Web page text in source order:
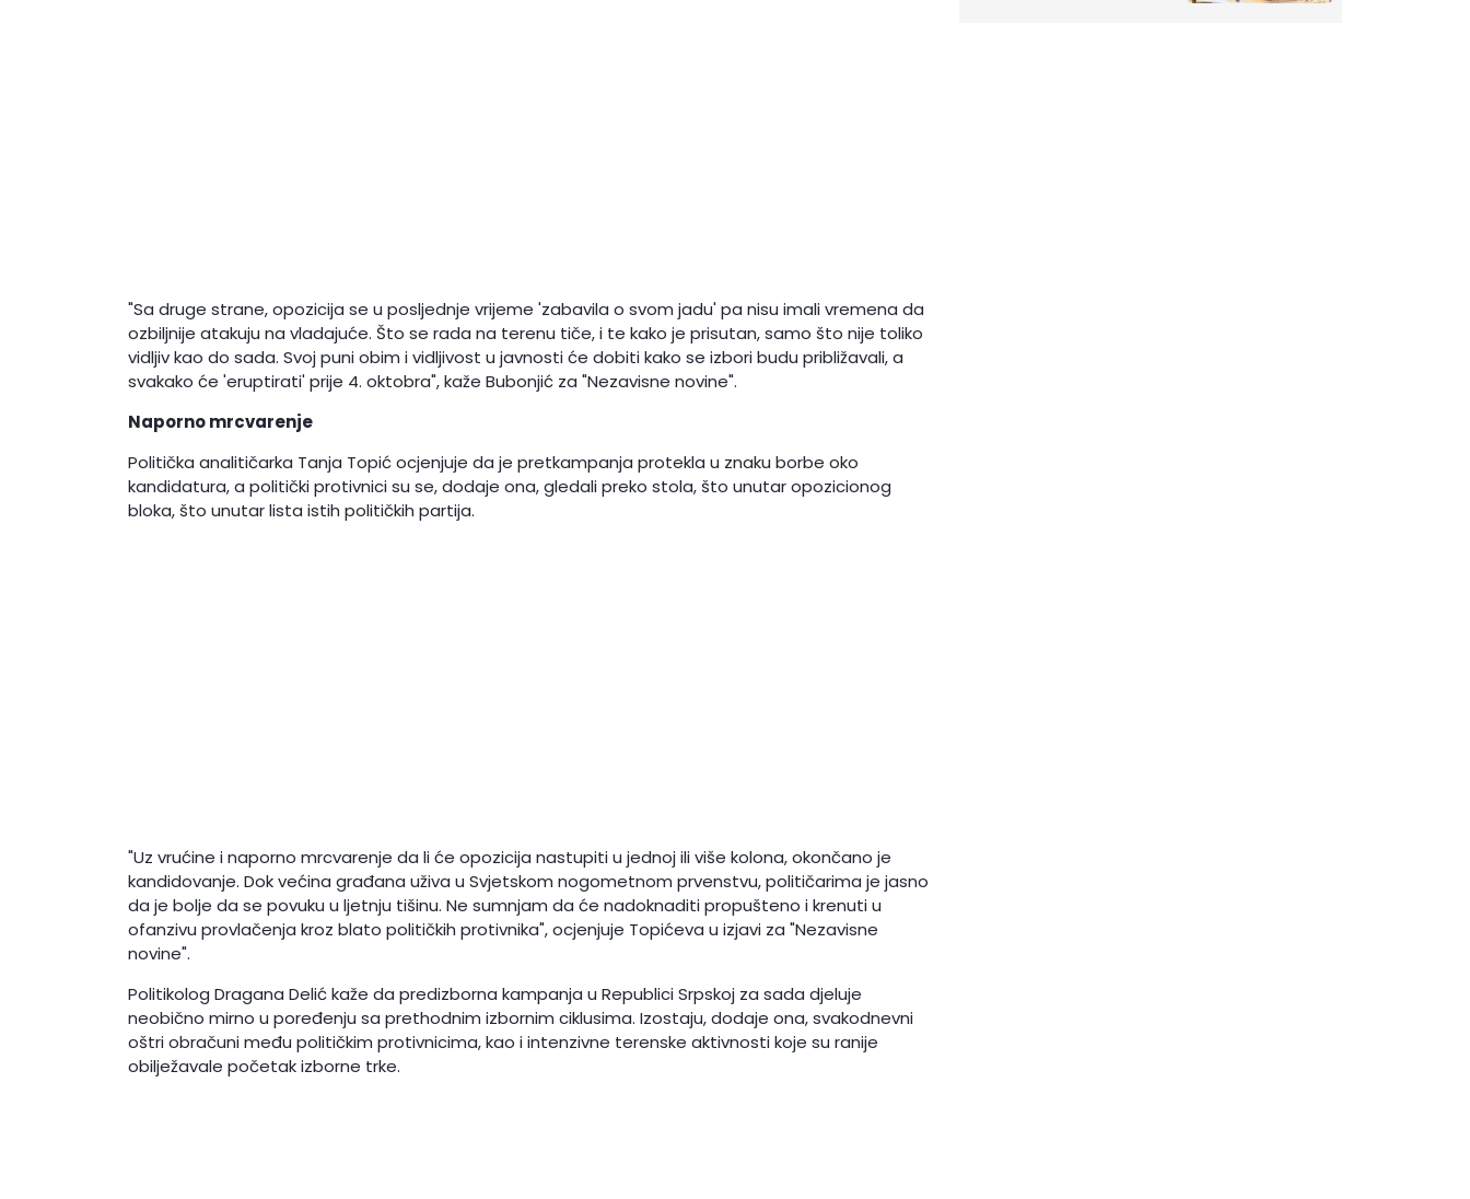
"Sa druge strane, opozicija se u posljednje vrijeme 'zabavila o svom jadu' pa nisu imali vremena da
ozbiljnije atakuju na vladajuće. Što se rada na terenu tiče, i te kako je prisutan, samo što nije toliko
vidljiv kao do sada. Svoj puni obim i vidljivost u javnosti će dobiti kako se izbori budu približavali, a
svakako će 'eruptirati' prije 4. oktobra", kaže Bubonjić za "Nezavisne novine".
Naporno mrcvarenje
Politička analitičarka Tanja Topić ocjenjuje da je pretkampanja protekla u znaku borbe oko
kandidatura, a politički protivnici su se, dodaje ona, gledali preko stola, što unutar opozicionog
bloka, što unutar lista istih političkih partija.
"Uz vrućine i naporno mrcvarenje da li će opozicija nastupiti u jednoj ili više kolona, okončano je
kandidovanje. Dok većina građana uživa u Svjetskom nogometnom prvenstvu, političarima je jasno
da je bolje da se povuku u ljetnju tišinu. Ne sumnjam da će nadoknaditi propušteno i krenuti u
ofanzivu provlačenja kroz blato političkih protivnika", ocjenjuje Topićeva u izjavi za "Nezavisne
novine".
Politikolog Dragana Delić kaže da predizborna kampanja u Republici Srpskoj za sada djeluje
neobično mirno u poređenju sa prethodnim izbornim ciklusima. Izostaju, dodaje ona, svakodnevni
oštri obračuni među političkim protivnicima, kao i intenzivne terenske aktivnosti koje su ranije
obilježavale početak izborne trke.